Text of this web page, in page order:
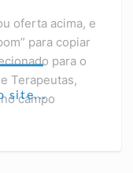
site...
oferta acima, e
para copiar
para o
Terapeutas,
campo